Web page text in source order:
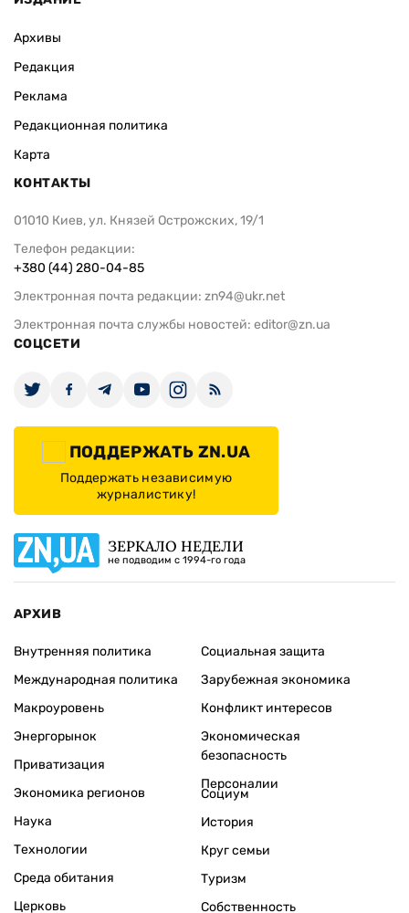
Архивы
Редакция
Реклама
Редакционная политика
Карта
КОНТАКТЫ
01010 Киев, ул. Князей Острожских, 19/1
Телефон редакции:
+380 (44) 280-04-85
Электронная почта редакции: zn94@ukr.net
Электронная почта службы новостей: editor@zn.ua
СОЦСЕТИ
ПОДДЕРЖАТЬ ZN.UA
Поддержать независимую
журналистику!
ЗЕРКАЛО НЕДЕЛИ
не подводим с 1994-го года
АРХИВ
Внутренняя политика
Международная политика
Макроуровень
Энергорынок
Приватизация
Экономика регионов
Социальная защита
Зарубежная экономика
Конфликт интересов
Экономическая
безопасность
Персоналии
Наука
Технологии
Среда обитания
Церковь
Социум
История
Круг семьи
Туризм
Собственность